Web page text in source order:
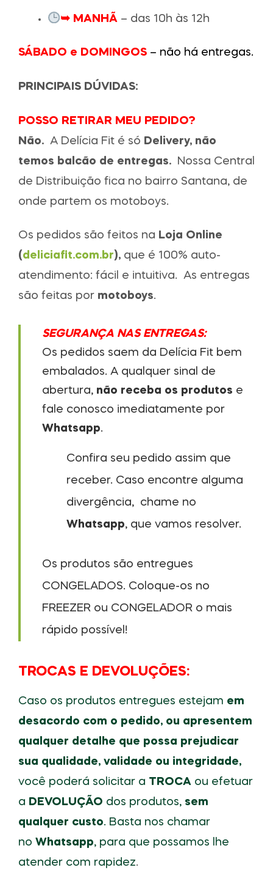
➥ MANHÃ – das 10h às 12h
SÁBADO e DOMINGOS – não há entregas.
PRINCIPAIS DÚVIDAS:
POSSO RETIRAR MEU PEDIDO?
Não. A Delícia Fit é só Delivery, não
temos balcão de entregas.
Nossa Central
de Distribuição fica no bairro Santana, de
onde partem os motoboys.
Os pedidos são feitos na Loja Online
(deliciafit.com.br), que é 100% auto-
atendimento: fácil e intuitiva. As entregas
são feitas por motoboys.
SEGURANÇA NAS ENTREGAS:
Os pedidos saem da Delícia Fit bem
embalados. A qualquer sinal de
abertura, não receba os produtos e
fale conosco imediatamente por
Whatsapp.
Confira seu pedido assim que
receber. Caso encontre alguma
divergência, chame no
Whatsapp, que vamos resolver.
Os produtos são entregues
CONGELADOS. Coloque-os no
FREEZER ou CONGELADOR o mais
rápido possível!
TROCAS E DEVOLUÇÕES:
Caso os produtos entregues estejam em
desacordo com o pedido, ou apresentem
qualquer detalhe que possa prejudicar
sua qualidade, validade ou integridade,
você poderá solicitar a TROCA ou efetuar
a DEVOLUÇÃO dos produtos, sem
qualquer custo. Basta nos chamar
no Whatsapp, para que possamos lhe
atender com rapidez.